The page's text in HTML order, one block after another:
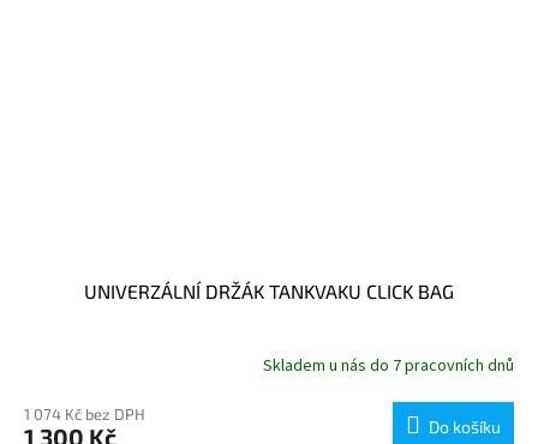
UNIVERZÁLNÍ DRŽÁK TANKVAKU CLICK BAG
Skladem u nás do 7 pracovních dnů
1 074 Kč bez DPH
1 300 Kč Do košíku